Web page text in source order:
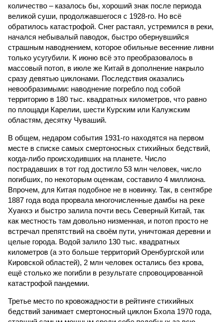
количество – казалось бы, хороший знак после периода
великой суши, продолжавшегося с 1928-го. Но всё
обратилось катастрофой. Снег растаял, устремился в реки,
начался небывалый паводок, быстро обернувшийся
страшным наводнением, которое обильные весенние ливни
только усугубили. К июню всё это преобразовалось в
массовый потоп, в июле же Китай в дополнение накрыло
сразу девятью циклонами. Последствия оказались
невообразимыми: наводнение погребло под собой
территорию в 180 тыс. квадратных километров, что равно
по площади Карелии, шести Курским или Калужским
областям, десятку Чуваший.
В общем, недаром события 1931-го находятся на первом
месте в списке самых смертоносных стихийных бедствий,
когда-либо происходивших на планете. Число
пострадавших в тот год достигло 53 млн человек, число
погибших, по некоторым оценкам, составило 4 миллиона.
Впрочем, для Китая подобное не в новинку. Так, в сентябре
1887 года вода прорвала многочисленные дамбы на реке
Хуанхэ и быстро залила почти весь Северный Китай, так
как местность там довольно низменная, и потоп просто не
встречал препятствий на своём пути, уничтожая деревни и
целые города. Водой залило 130 тыс. квадратных
километров (а это больше территорий Оренбургской или
Кировской областей), 2 млн человек остались без крова,
ещё столько же погибли в результате спровоцированной
катастрофой пандемии.
Третье место по кровожадности в рейтинге стихийных
бедствий занимает смертоносный циклон Бхола 1970 года,